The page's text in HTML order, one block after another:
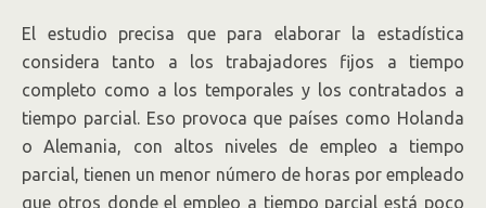
El estudio precisa que para elaborar la estadística
considera tanto a los trabajadores fijos a tiempo
completo como a los temporales y los contratados a
tiempo parcial. Eso provoca que países como Holanda
o Alemania, con altos niveles de empleo a tiempo
parcial, tienen un menor número de horas por empleado
que otros donde el empleo a tiempo parcial está poco